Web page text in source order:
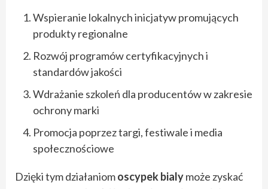
Wspieranie lokalnych inicjatyw promujących
produkty regionalne
Rozwój programów certyfikacyjnych i
standardów jakości
Wdrażanie szkoleń dla producentów w zakresie
ochrony marki
Promocja poprzez targi, festiwale i media
społecznościowe
Dzięki tym działaniomoscypek bialymoże zyskać